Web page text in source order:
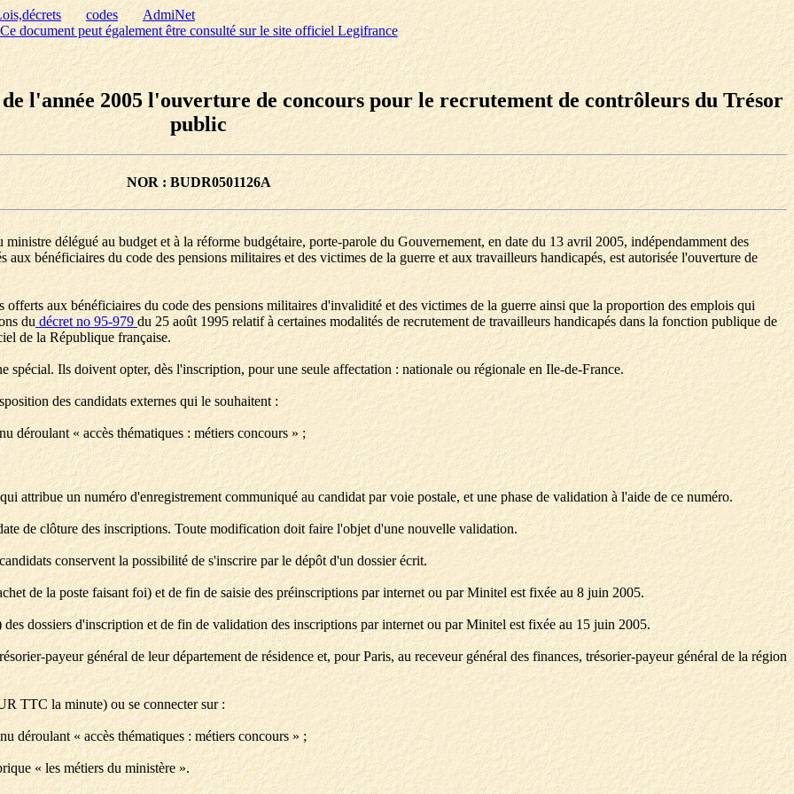
codes
AdmiNet
Ce document peut également être consulté sur le site officiel Legifrance
l'année 2005 l'ouverture de concours pour le recrutement de contrôleurs du Trésor
public
NOR : BUDR0501126A
délégué au budget et à la réforme budgétaire, porte-parole du Gouvernement, en date du 13 avril 2005, indépendamment des
bénéficiaires du code des pensions militaires et des victimes de la guerre et aux travailleurs handicapés, est autorisée l'ouverture de
aux bénéficiaires du code des pensions militaires d'invalidité et des victimes de la guerre ainsi que la proportion des emplois qui
dudécret no 95-979du 25 août 1995 relatif à certaines modalités de recrutement de travailleurs handicapés dans la fonction publique de
de la République française.
spécial. Ils doivent opter, dès l'inscription, pour une seule affectation : nationale ou régionale en Ile-de-France.
des candidats externes qui le souhaitent :
déroulant « accès thématiques : métiers concours » ;
attribue un numéro d'enregistrement communiqué au candidat par voie postale, et une phase de validation à l'aide de ce numéro.
de clôture des inscriptions. Toute modification doit faire l'objet d'une nouvelle validation.
conservent la possibilité de s'inscrire par le dépôt d'un dossier écrit.
de la poste faisant foi) et de fin de saisie des préinscriptions par internet ou par Minitel est fixée au 8 juin 2005.
dossiers d'inscription et de fin de validation des inscriptions par internet ou par Minitel est fixée au 15 juin 2005.
payeur général de leur département de résidence et, pour Paris, au receveur général des finances, trésorier-payeur général de la région
TTC la minute) ou se connecter sur :
déroulant « accès thématiques : métiers concours » ;
« les métiers du ministère ».